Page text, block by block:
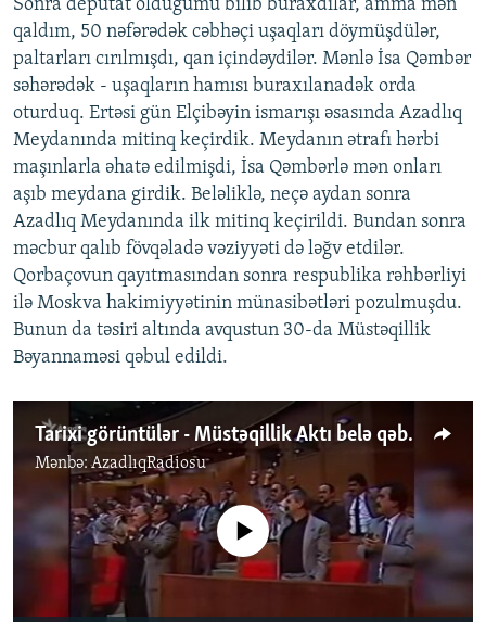
Sonra deputat olduğumu bilib buraxdılar, amma mən
qaldım, 50 nəfərədək cəbhəçi uşaqları döymüşdülər,
paltarları cırılmışdı, qan içindəydilər. Mənlə İsa Qəmbər
səhərədək - uşaqların hamısı buraxılanadək orda
oturduq. Ertəsi gün Elçibəyin ismarışı əsasında Azadlıq
Meydanında mitinq keçirdik. Meydanın ətrafı hərbi
maşınlarla əhatə edilmişdi, İsa Qəmbərlə mən onları
aşıb meydana girdik. Beləliklə, neçə aydan sonra
Azadlıq Meydanında ilk mitinq keçirildi. Bundan sonra
məcbur qalıb fövqəladə vəziyyəti də ləğv etdilər.
Qorbaçovun qayıtmasından sonra respublika rəhbərliyi
ilə Moskva hakimiyyətinin münasibətləri pozulmuşdu.
Bunun da təsiri altında avqustun 30-da Müstəqillik
Bəyannaməsi qəbul edildi.
Tarixi görüntülər - Müstəqillik Aktı belə qəbul edildi
Mənbə:AzadlıqRadiosu
No media source currently available